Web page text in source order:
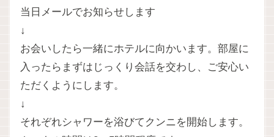
当日メールでお知らせします
↓
お会いしたら一緒にホテルに向かいます。部屋に
入ったらまずはじっくり会話を交わし、ご安心い
ただくようにします。
↓
それぞれシャワーを浴びてクンニを開始します。